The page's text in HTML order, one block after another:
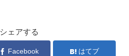
シェアする
Facebook はてブ